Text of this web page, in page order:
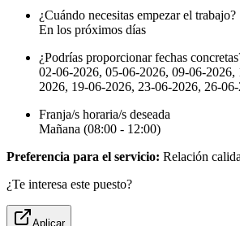
¿Cuándo necesitas empezar el trabajo?
En los próximos días
¿Podrías proporcionar fechas
02-06-2026, 05-06-2026, 09-06-2026,
2026, 19-06-2026, 23-06-2026, 26-
Franja/s horaria/s deseada
Mañana (08:00 - 12:00)
Preferencia para el servicio: Relación
¿Te interesa este puesto?
Aplicar